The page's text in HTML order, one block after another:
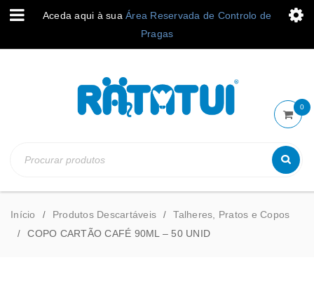
Aceda aqui à sua Área Reservada de Controlo de
Pragas
0
Início / Produtos Descartáveis / Talheres, Pratos e Copos
/ COPO CARTÃO CAFÉ 90ML – 50 UNID